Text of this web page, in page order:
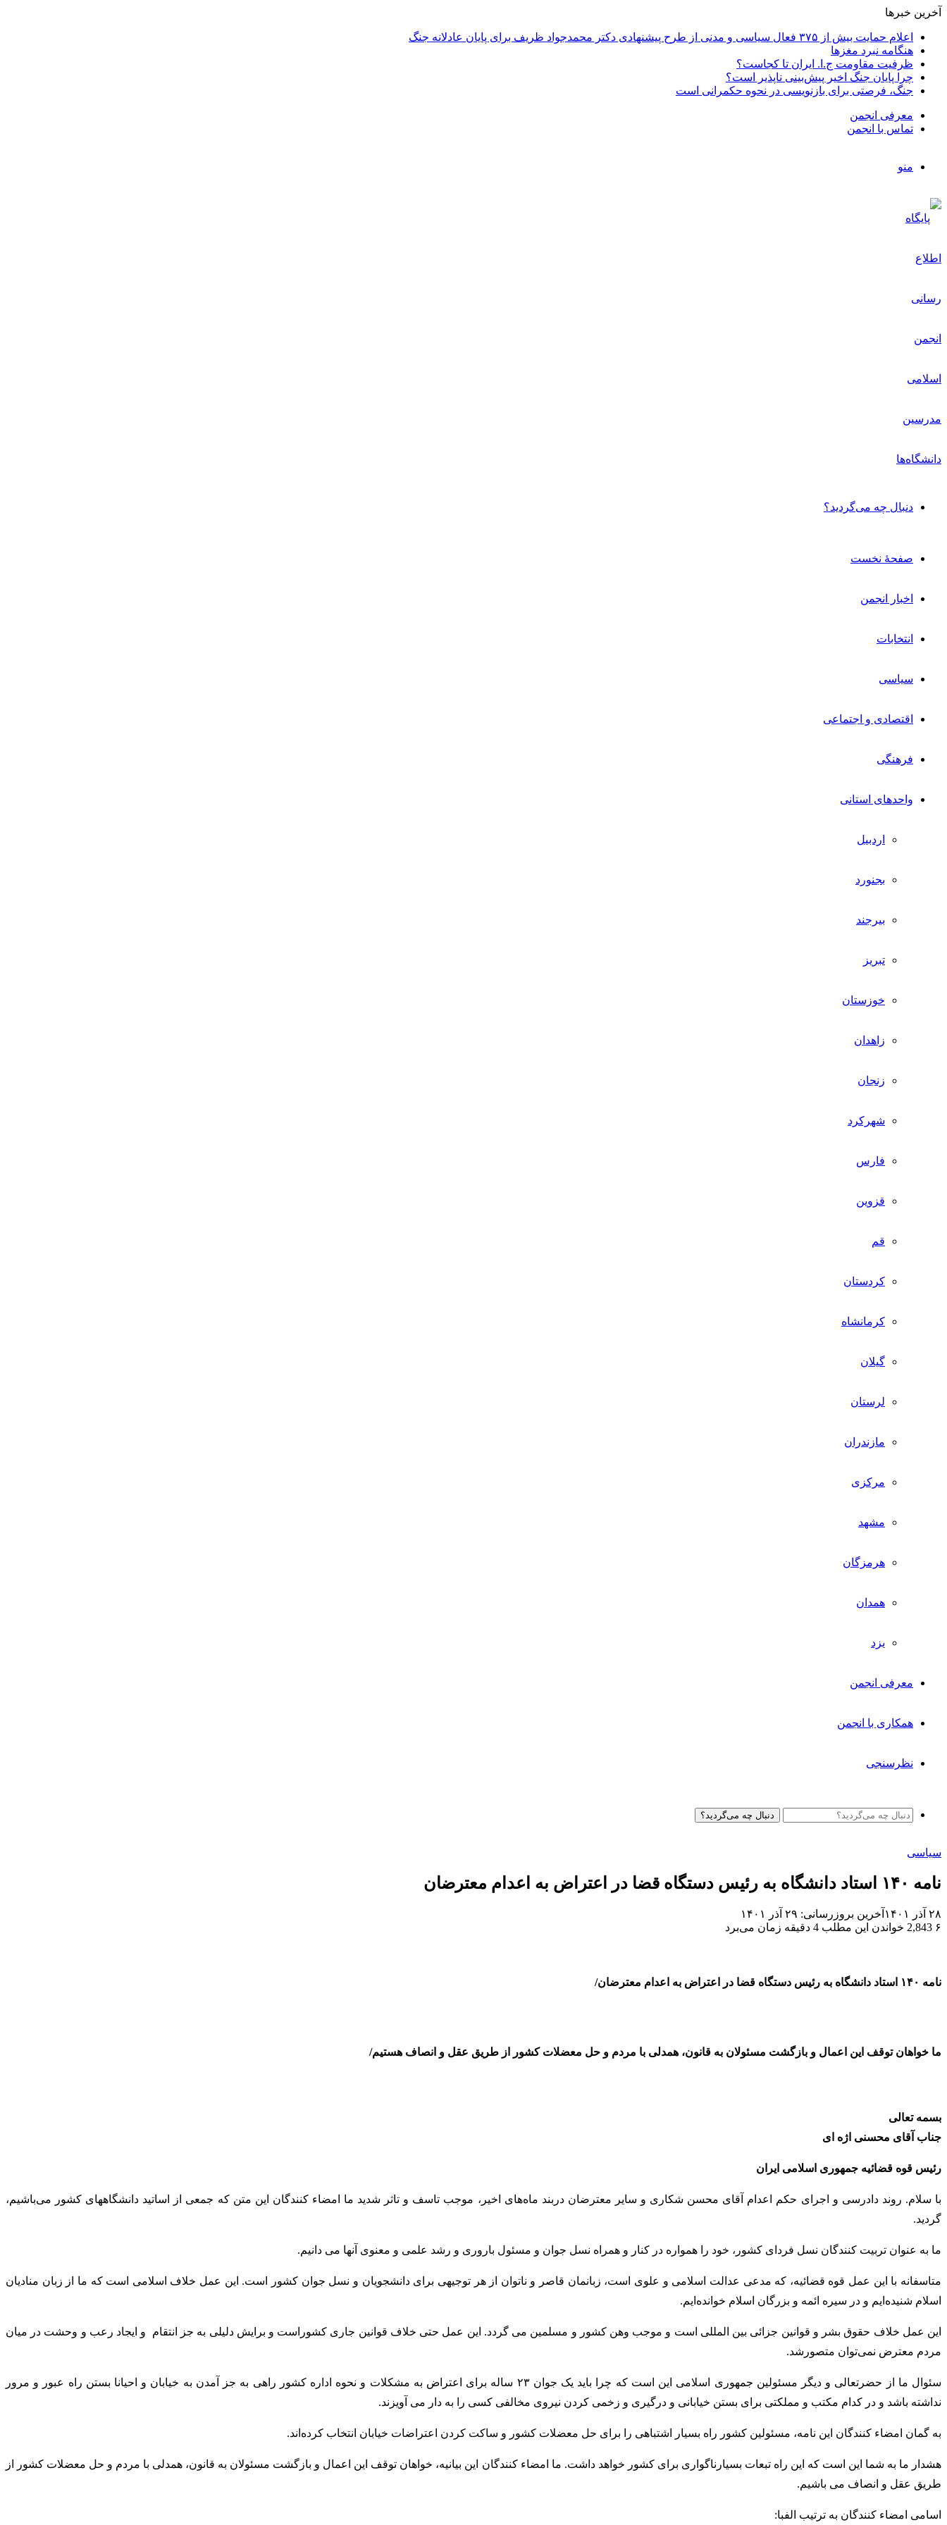
آخرین خبرها
اعلام حمایت بیش از ۳۷۵ فعال سیاسی و مدنی از طرح پیشنهادی دکتر محمدجواد ظریف برای پایان عادلانه جنگ
هنگامه نبرد مغزها
ظرفیت مقاومت ج.ا. ایران تا کجاست؟
چرا پایان جنگ اخیر پیش‌بینی ناپذیر است؟
جنگ، فرصتی برای بازنویسی در نحوه حکمرانی است
معرفی انجمن
تماس با انجمن
منو
دنبال چه می‌گردید؟
صفحۀ نخست
اخبار انجمن
انتخابات
سیاسی
اقتصادی و اجتماعی
فرهنگی
واحدهای استانی
اردبیل
بجنورد
بیرجند
تبریز
خوزستان
زاهدان
زنجان
شهرکرد
فارس
قزوین
قم
کردستان
کرمانشاه
گیلان
لرستان
مازندران
مرکزی
مشهد
هرمزگان
همدان
یزد
معرفی انجمن
همکاری با انجمن
نظرسنجی
دنبال چه می‌گردید؟
سیاسی
نامه ۱۴۰ استاد دانشگاه به رئیس دستگاه قضا در اعتراض به اعدام معترضان
۲۸ آذر ۱۴۰۱
آخرین بروزرسانی: ۲۹ آذر ۱۴۰۱
۶
خواندن این مطلب 4 دقیقه زمان می‌برد
نامه ۱۴۰ استاد دانشگاه به رئیس دستگاه قضا در اعتراض به اعدام معترضان/
ما خواهان توقف این اعمال و بازگشت مسئولان به قانون، همدلی با مردم و حل معضلات کشور از طریق عقل و انصاف هستیم/
بسمه تعالی
جناب آقای محسنی اژه ای
رئیس قوه قضائیه جمهوری اسلامی ایران
با سلام. روند دادرسی و اجرای حکم اعدام آقای محسن شکاری و سایر معترضان دربند ماه‌های اخیر، موجب تاسف و تاثر شدید ما امضاء کنندگان این متن که جمعی از اساتید دانشگاههای کشور می‌باشیم،
گردید.
ما به عنوان تربیت کنندگان نسل فردای کشور، خود را همواره در کنار و همراه نسل جوان و مسئول باروری و رشد علمی و معنوی آنها می دانیم.
متاسفانه با این عمل قوه قضائیه، که مدعی عدالت اسلامی و علوی است، زبانمان قاصر و ناتوان از هر توجیهی برای دانشجویان و نسل جوان کشور است. این عمل خلاف اسلامی است که ما از زبان منادیان
اسلام شنیده‌ایم و در سیره ائمه و بزرگان اسلام خوانده‌ایم.
این عمل خلاف حقوق بشر و قوانین جزائی بین المللی است و موجب وهن کشور و مسلمین می گردد. این عمل حتی خلاف قوانین جاری کشوراست و برایش دلیلی به جز انتقام و ایجاد رعب و وحشت در میان
مردم معترض نمی‌توان متصورشد.
سئوال ما از حضرتعالی و دیگر مسئولین جمهوری اسلامی این است که چرا باید یک جوان ۲۳ ساله برای اعتراض به مشکلات و نحوه اداره کشور راهی به جز آمدن به خیابان و احیانا بستن راه عبور و مرور
نداشته باشد و در کدام مکتب و مملکتی برای بستن خیابانی و درگیری و زخمی کردن نیروی مخالفی کسی را به دار می آویزند.
به گمان امضاء کنندگان این نامه، مسئولین کشور راه بسیار اشتباهی را برای حل معضلات کشور و ساکت کردن اعتراضات خیابان انتخاب کرده‌اند.
هشدار ما به شما این است که این راه تبعات بسیارناگواری برای کشور خواهد داشت. ما امضاء کنندگان این بیانیه، خواهان توقف این اعمال و بازگشت مسئولان به قانون، همدلی با مردم و حل معضلات کشور از
طریق عقل و انصاف می باشیم.
اسامی امضاء کنندگان به ترتیب الفبا: